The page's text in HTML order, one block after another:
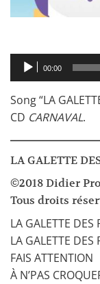
Lecteur
audio
00:00
Song “LA
CD CARNAVAL.
LA GALETTE
©2018 Didier
Tous droits
LA GALETTE DES
LA GALETTE DES
FAIS ATTENTION
À N’PAS